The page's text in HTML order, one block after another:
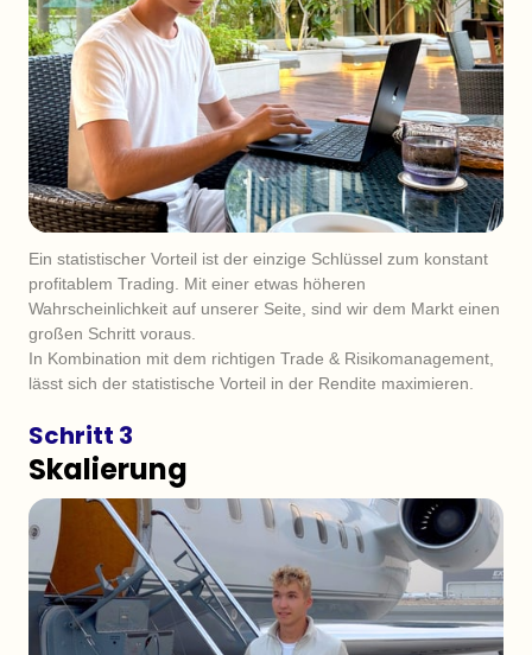
Ein statistischer Vorteil ist der einzige Schlüssel zum konstant
profitablem Trading. Mit einer etwas höheren
Wahrscheinlichkeit auf unserer Seite, sind wir dem Markt einen
großen Schritt voraus.
In Kombination mit dem richtigen Trade & Risikomanagement,
lässt sich der statistische Vorteil in der Rendite maximieren.
Schritt 3
Skalierung